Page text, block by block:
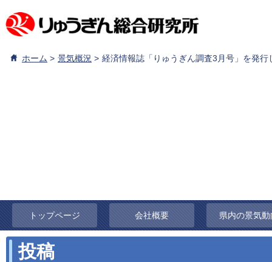
ホーム 景気概況 経済情報誌「りゅうぎん調査3月号」を発行
トップページ 会社概要 県内の景気動
投稿